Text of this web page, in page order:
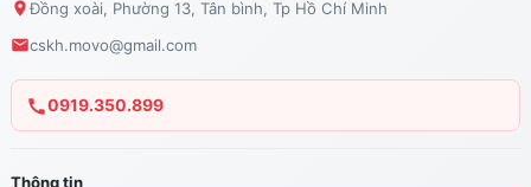
Đồng xoài, Phường 13, Tân bình, Tp Hồ Chí Minh
cskh.movo@gmail.com
0919.350.899
Thông tin